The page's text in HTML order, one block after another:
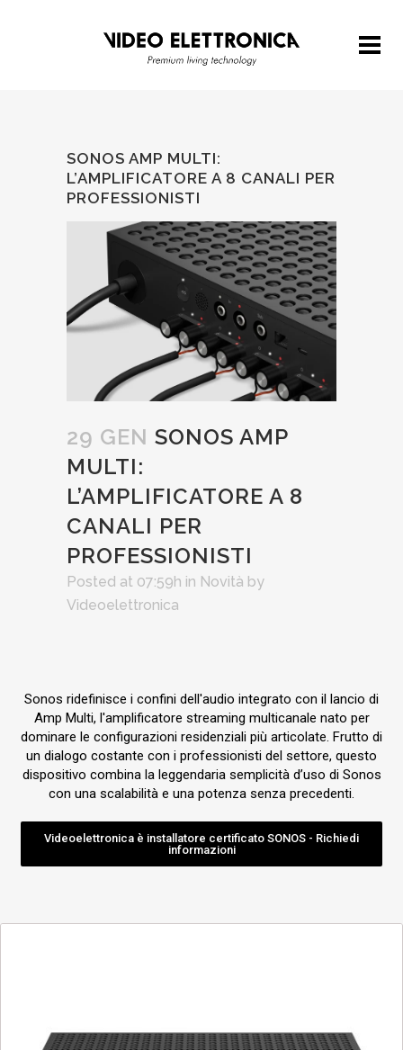
SONOS AMP MULTI:
L’AMPLIFICATORE A 8 CANALI PER
PROFESSIONISTI
29 GEN SONOS AMP
MULTI:
L’AMPLIFICATORE A 8
CANALI PER
PROFESSIONISTI
Posted at 07:59h in Novità by
Videoelettronica
Sonos ridefinisce i confini dell'audio integrato con il lancio di
Amp Multi, l'amplificatore streaming multicanale nato per
dominare le configurazioni residenziali più articolate. Frutto di
un dialogo costante con i professionisti del settore, questo
dispositivo combina la leggendaria semplicità d’uso di Sonos
con una scalabilità e una potenza senza precedenti.
Videoelettronica è installatore certificato SONOS - Richiedi
informazioni